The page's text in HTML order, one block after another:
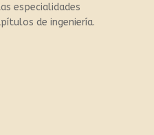
especialidades
de ingeniería.